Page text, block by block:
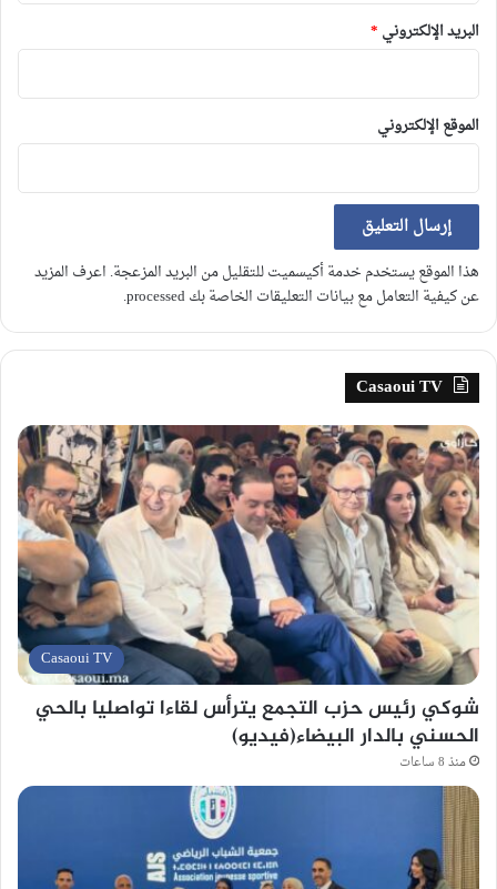
البريد الإلكتروني *
الموقع الإلكتروني
هذا الموقع يستخدم خدمة أكيسميت للتقليل من البريد المزعجة. اعرف المزيد
عن كيفية التعامل مع بيانات التعليقات الخاصة بك processed
.
Casaoui TV
Casaoui TV
شوكي رئيس حزب التجمع يترأس لقاءا تواصليا بالحي
الحسني بالدار البيضاء(فيديو)
منذ 8 ساعات